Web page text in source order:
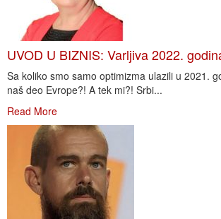
UVOD U BIZNIS: Varljiva 2022.
Sa koliko smo samo optimizma ulazili u 2021.
naš deo Evrope?! A tek mi?! Srbi...
Read More